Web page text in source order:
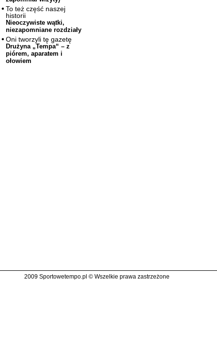
To też część naszej
historii
Nieoczywiste wątki,
niezapomniane rozdziały
Oni tworzyli tę gazetę
Drużyna „Tempa“ – z
piórem, aparatem i
ołowiem
2009 Sportowetempo.pl © Wszelkie prawa zastrzeżone